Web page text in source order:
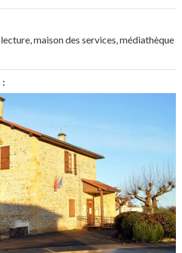
lecture,maison des services,médiathèque
: